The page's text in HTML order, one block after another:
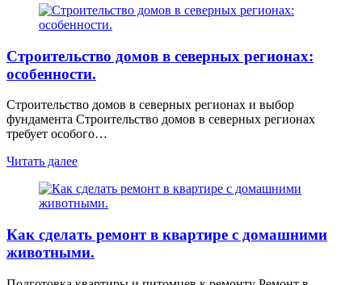
Строительство домов в северных регионах:
особенности.
Строительство домов в северных регионах и выбор
фундамента Строительство домов в северных регионах
требует особого…
Читать далее
Как сделать ремонт в квартире с домашними
животными.